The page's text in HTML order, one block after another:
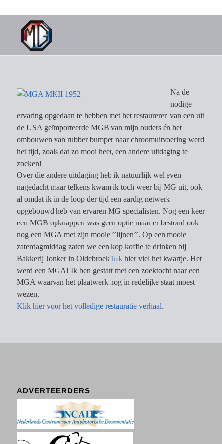
Na de
nodige
ervaring opgedaan te hebben met het restaureren van een uit
de USA geïmporteerde MGB van mijn ouders én het
ombouwen van rubber bumper naar chroomuitvoering werd
het tijd, zoals dat zo mooi heet, een andere uitdaging te
zoeken!
Over die andere uitdaging heb ik natuurlijk wel even
nagedacht maar telkens kwam ik toch weer bij MG uit, ook
al omdat ik in de loop der tijd een aardig netwerk
opgebouwd heb van ervaren MG specialisten. Nog een keer
een MGB opknappen was geen optie maar er bestond ook
nog een MGA met zijn mooie ’’lijnen’’. Op een mooie
zaterdagmiddag zaten we een kop koffie te drinken bij
Bakkerij Jonker in Oldebroek linkhier viel het kwartje. Het
werd een MGA! Ik ben gestart met een zoektocht naar een
MGA waarvan het plaatwerk nog in redelijke staat moest
wezen.
Klik hier voor het volledige restauratie verhaal.
ADVERTEERDERS